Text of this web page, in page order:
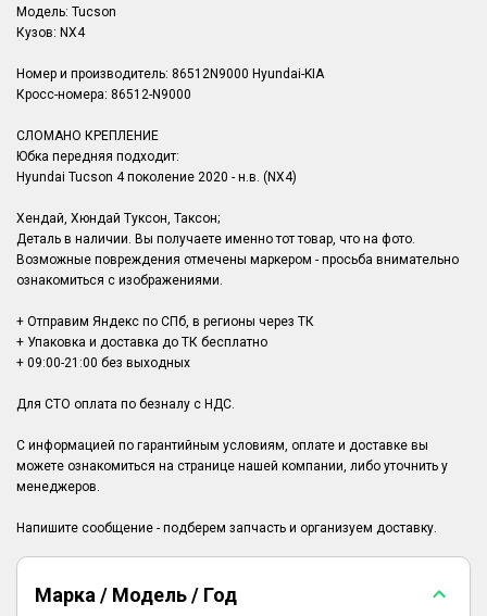
Модель: Tucson
Кузов: NX4
Номер и производитель: 86512N9000 Hyundai-KIA
Кросс-номера: 86512-N9000
СЛОМАНО КРЕПЛЕНИЕ
Юбка передняя подходит:
Hyundai Tucson 4 поколение 2020 - н.в. (NX4)
Хендай, Хюндай Туксон, Таксон;
Деталь в наличии. Вы получаете именно тот товар, что на фото.
Возможные повреждения отмечены маркером - просьба внимательно
ознакомиться с изображениями.
+ Отправим Яндекс по СПб, в регионы через ТК
+ Упаковка и доставка до ТК бесплатно
+ 09:00-21:00 без выходных
Для СТО оплата по безналу с НДС.
С информацией по гарантийным условиям, оплате и доставке вы
можете ознакомиться на странице нашей компании, либо уточнить у
менеджеров.
Марка / Модель / Год